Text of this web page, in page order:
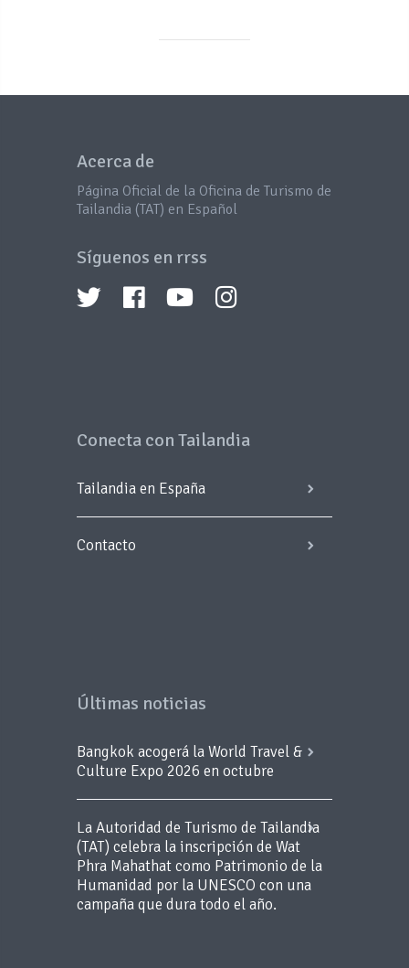
Acerca de
Página Oficial de la Oficina de Turismo de
Tailandia (TAT) en Español
Síguenos en rrss
Conecta con Tailandia
Tailandia en España
Contacto
Últimas noticias
Bangkok acogerá la World Travel &
Culture Expo 2026 en octubre
La Autoridad de Turismo de Tailandia
(TAT) celebra la inscripción de Wat
Phra Mahathat como Patrimonio de la
Humanidad por la UNESCO con una
campaña que dura todo el año.